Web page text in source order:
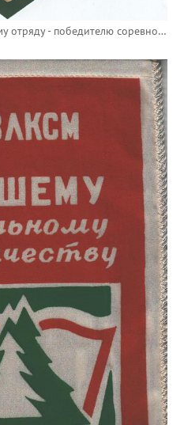
Миллион - Родине. Пионерскому отряду - победителю соревнования